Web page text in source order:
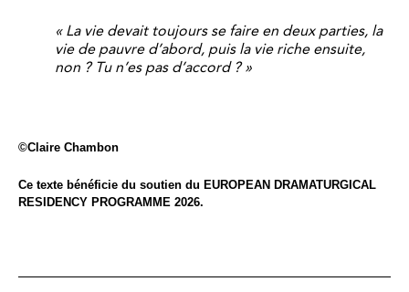
« La vie devait toujours se faire en deux parties, la
vie de pauvre d’abord, puis la vie riche ensuite,
non ? Tu n’es pas d’accord ? »
©Claire Chambon
Ce texte bénéficie du soutien du EUROPEAN DRAMATURGICAL
RESIDENCY PROGRAMME 2026.